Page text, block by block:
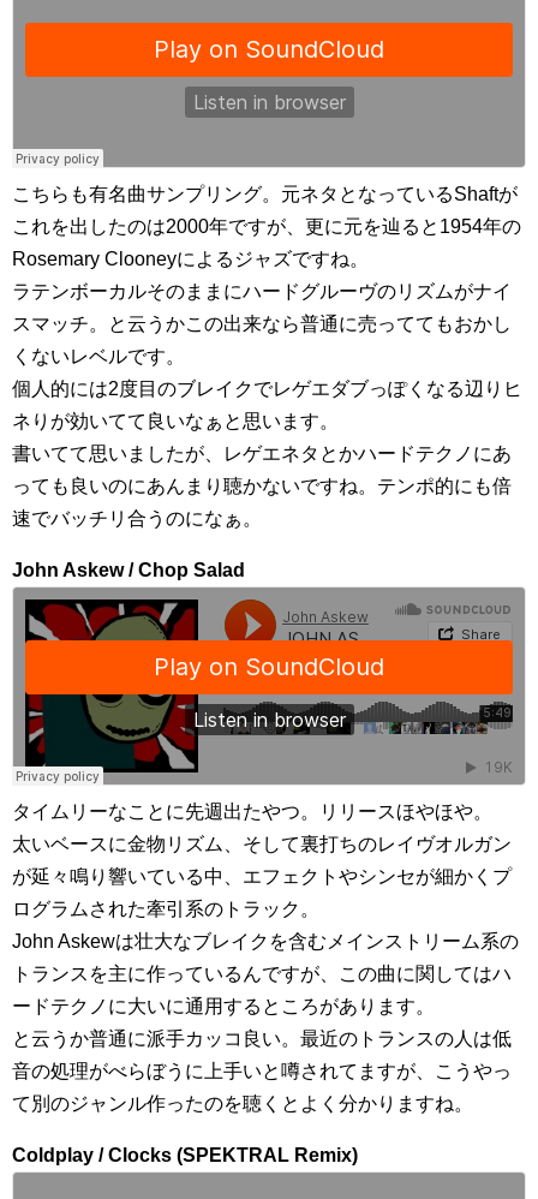
こちらも有名曲サンプリング。元ネタとなっているShaftが
これを出したのは2000年ですが、更に元を辿ると1954年の
Rosemary Clooneyによるジャズですね。
ラテンボーカルそのままにハードグルーヴのリズムがナイ
スマッチ。と云うかこの出来なら普通に売っててもおかし
くないレベルです。
個人的には2度目のブレイクでレゲエダブっぽくなる辺りヒ
ネりが効いてて良いなぁと思います。
書いてて思いましたが、レゲエネタとかハードテクノにあ
っても良いのにあんまり聴かないですね。テンポ的にも倍
速でバッチリ合うのになぁ。
John Askew / Chop Salad
タイムリーなことに先週出たやつ。リリースほやほや。
太いベースに金物リズム、そして裏打ちのレイヴオルガン
が延々鳴り響いている中、エフェクトやシンセが細かくプ
ログラムされた牽引系のトラック。
John Askewは壮大なブレイクを含むメインストリーム系の
トランスを主に作っているんですが、この曲に関してはハ
ードテクノに大いに通用するところがあります。
と云うか普通に派手カッコ良い。最近のトランスの人は低
音の処理がべらぼうに上手いと噂されてますが、こうやっ
て別のジャンル作ったのを聴くとよく分かりますね。
Coldplay / Clocks (SPEKTRAL Remix)